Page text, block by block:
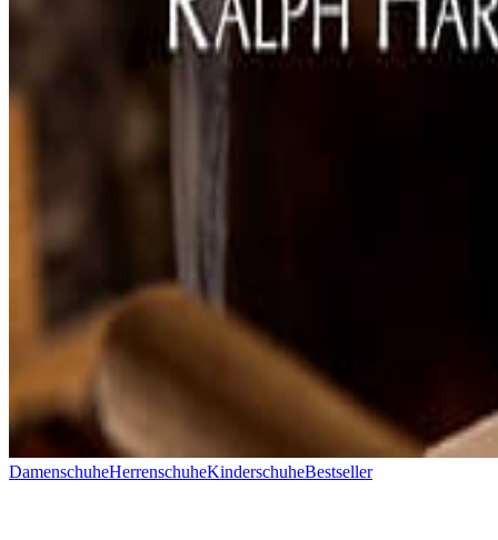
DamenschuheHerrenschuheKinderschuheBestseller